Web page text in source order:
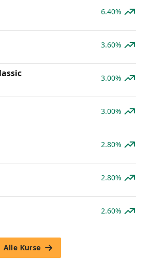
6.40%
3.60%
3.00%
3.00%
2.80%
2.80%
2.60%
Alle Kurse